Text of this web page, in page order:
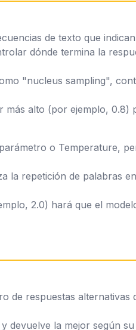
de texto que
dónde termina la
"nucleus sampling",
más alto (por ejemplo, 0.8)
o Temperature,
la repetición de palabras
2.0) hará que el
de respuestas alternativas
devuelve la mejor según